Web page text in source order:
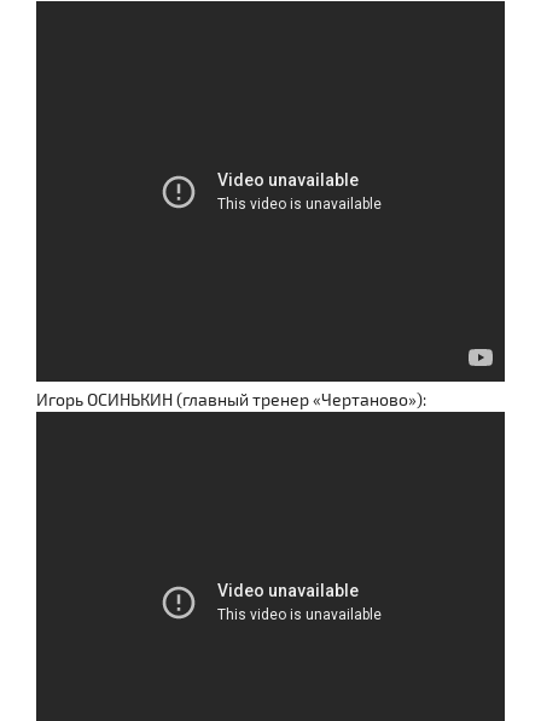
Игорь ОСИНЬКИН (главный тренер «Чертаново»):